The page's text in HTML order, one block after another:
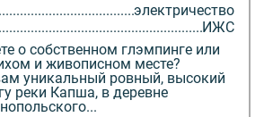
электричество
ИЖС
о собственном глэмпинге или
и живописном месте?
уникальный ровный, высокий
реки Капша, в деревне